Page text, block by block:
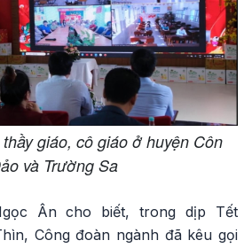
giáo, cô giáo ở huyện Côn
và Trường Sa
Ân cho biết, trong dịp Tết
Công đoàn ngành đã kêu gọi